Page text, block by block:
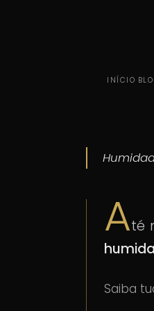
INÍCIO·
Até
Saiba